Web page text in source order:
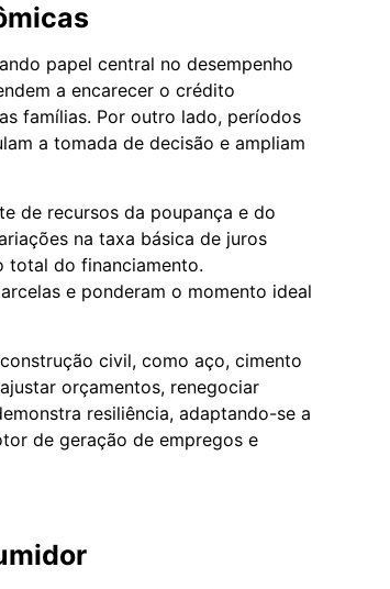
papel central no desempenho
a encarecer o crédito
famílias. Por outro lado, períodos
a tomada de decisão e ampliam
de recursos da poupança e do
na taxa básica de juros
total do financiamento.
e ponderam o momento ideal
civil, como aço, cimento
orçamentos, renegociar
resiliência, adaptando-se a
de geração de empregos e